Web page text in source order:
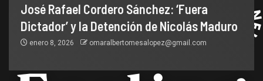
José Rafael Cordero Sánchez: ‘Fuera
Dictador’ y la Detención de Nicolás Maduro
enero 8, 2026 omaralbertomesalopez@gmail.com